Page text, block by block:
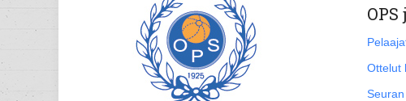
Ottelut